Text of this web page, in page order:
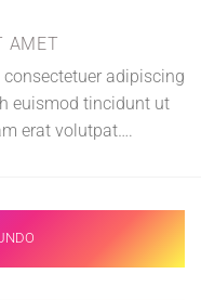
AMET
adipiscing
euismod tincidunt ut
erat volutpat….